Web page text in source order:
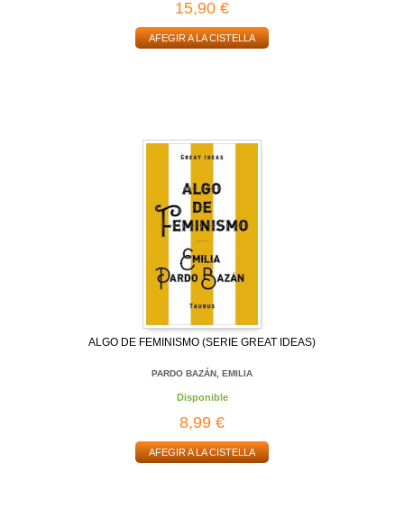
15,90 €
AFEGIR A LA CISTELLA
ALGO DE FEMINISMO (SERIE GREAT IDEAS)
PARDO BAZÁN, EMILIA
Disponible
8,99 €
AFEGIR A LA CISTELLA